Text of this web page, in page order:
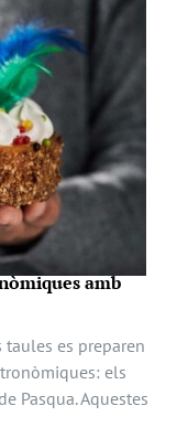
amb
taules es preparen
els
Pasqua. Aquestes